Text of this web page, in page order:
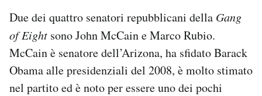
Due dei quattro senatori repubblicani della Gang
of Eight sono John McCain e Marco Rubio.
McCain è senatore dell’Arizona, ha sfidato Barack
Obama alle presidenziali del 2008, è molto stimato
nel partito ed è noto per essere uno dei pochi